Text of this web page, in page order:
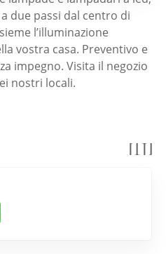
due passi dal centro di
l’illuminazione
vostra casa. Preventivo e
impegno. Visita il negozio
nostri locali.